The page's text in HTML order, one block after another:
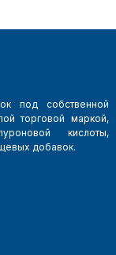
под собственной
торговой маркой,
кислоты,
добавок.